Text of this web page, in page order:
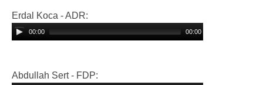
Erdal Koca - ADR:
00:00 00:00
Abdullah Sert - FDP: